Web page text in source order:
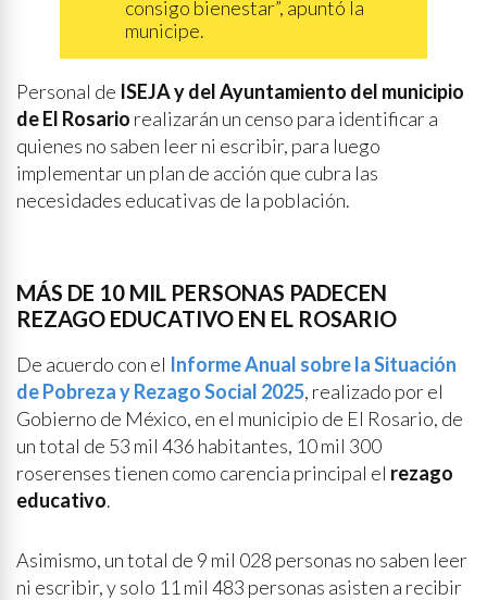
consigo bienestar”, apuntó la
municipe.
Personal de ISEJA y del Ayuntamiento del municipio
de El Rosario realizarán un censo para identificar a
quienes no saben leer ni escribir, para luego
implementar un plan de acción que cubra las
necesidades educativas de la población.
MÁS DE 10 MIL PERSONAS PADECEN
REZAGO EDUCATIVO EN EL ROSARIO
De acuerdo con el Informe Anual sobre la Situación
de Pobreza y Rezago Social 2025, realizado por el
Gobierno de México, en el municipio de El Rosario, de
un total de 53 mil 436 habitantes, 10 mil 300
roserenses tienen como carencia principal el rezago
educativo.
Asimismo, un total de 9 mil 028 personas no saben leer
ni escribir, y solo 11 mil 483 personas asisten a recibir